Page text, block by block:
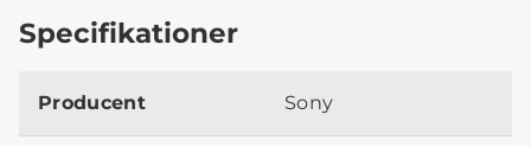
Specifikationer
Producent Sony